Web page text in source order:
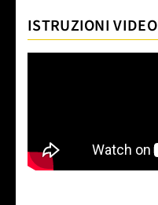
ISTRUZIONI VIDEO